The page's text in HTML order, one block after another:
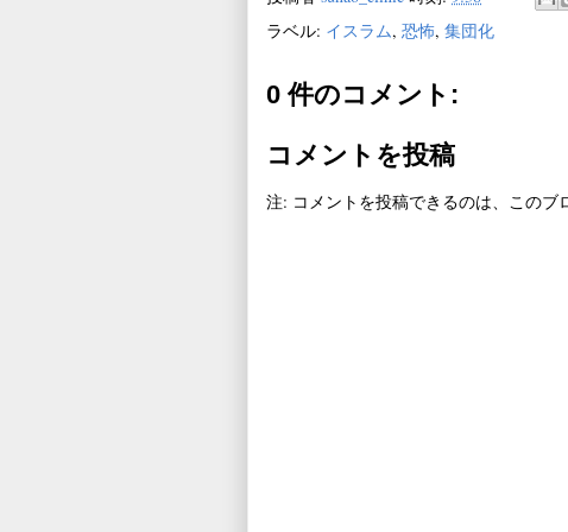
ラベル: イスラム, 恐怖, 集団化
0 件のコメント:
コメントを投稿
注: コメントを投稿できるのは、このブ